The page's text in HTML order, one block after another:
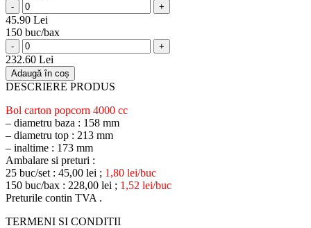
- +
45.90 Lei
150 buc/bax
- +
232.60 Lei
Adaugă în coș
DESCRIERE PRODUS
Bol carton popcorn 4000 cc
– diametru baza : 158 mm
– diametru top : 213 mm
– inaltime : 173 mm
Ambalare si preturi :
25 buc/set : 45,00 lei ; 1,80 lei/buc
150 buc/bax : 228,00 lei ; 1,52 lei/buc
Preturile contin TVA .
TERMENI SI CONDITII